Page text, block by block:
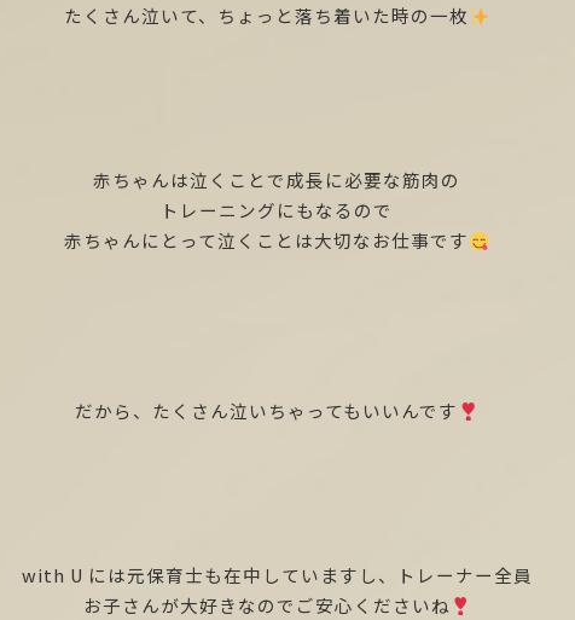
たくさん泣いて、ちょっと落ち着いた時の一枚
赤ちゃんは泣くことで成長に必要な筋肉の
トレーニングにもなるので
赤ちゃんにとって泣くことは大切なお仕事です
だから、たくさん泣いちゃってもいいんです
with U には元保育士も在中していますし、トレーナー全員
お子さんが大好きなのでご安心くださいね